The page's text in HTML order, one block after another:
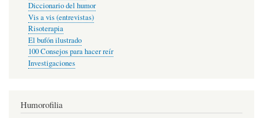
Diccionario del humor
Vis a vis (entrevistas)
Risoterapia
El bufón ilustrado
100 Consejos para hacer reír
Investigaciones
Humorofilia